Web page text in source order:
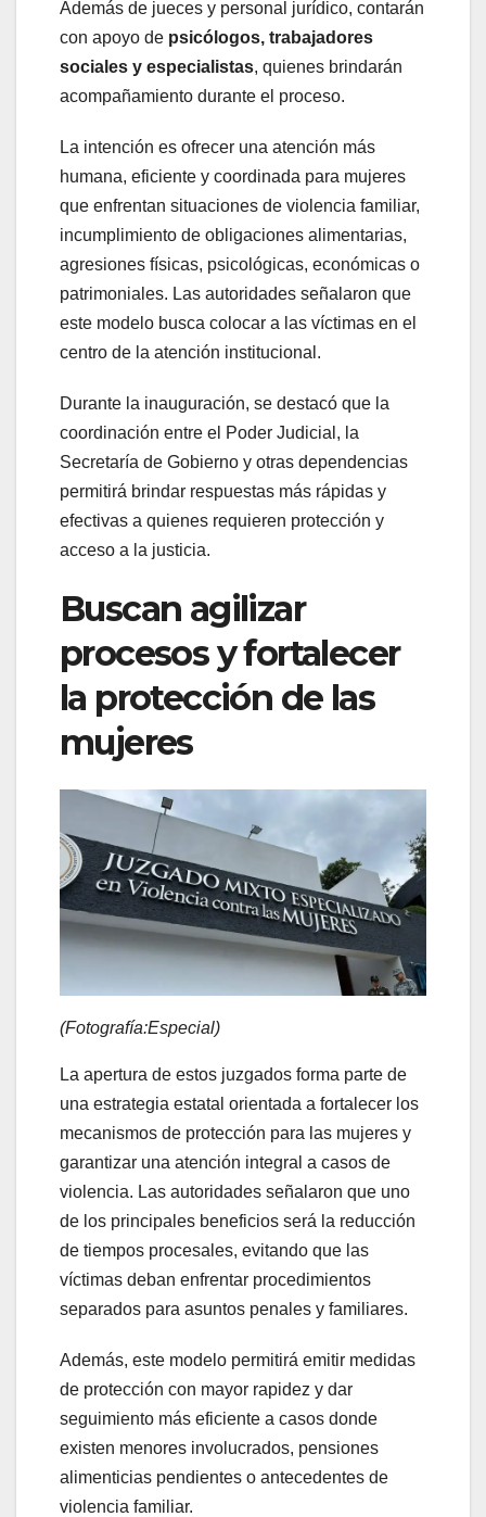
Además de jueces y personal jurídico, contarán
con apoyo de psicólogos, trabajadores
sociales y especialistas, quienes brindarán
acompañamiento durante el proceso.
La intención es ofrecer una atención más
humana, eficiente y coordinada para mujeres
que enfrentan situaciones de violencia familiar,
incumplimiento de obligaciones alimentarias,
agresiones físicas, psicológicas, económicas o
patrimoniales. Las autoridades señalaron que
este modelo busca colocar a las víctimas en el
centro de la atención institucional.
Durante la inauguración, se destacó que la
coordinación entre el Poder Judicial, la
Secretaría de Gobierno y otras dependencias
permitirá brindar respuestas más rápidas y
efectivas a quienes requieren protección y
acceso a la justicia.
Buscan agilizar
procesos y fortalecer
la protección de las
mujeres
(Fotografía:Especial)
La apertura de estos juzgados forma parte de
una estrategia estatal orientada a fortalecer los
mecanismos de protección para las mujeres y
garantizar una atención integral a casos de
violencia. Las autoridades señalaron que uno
de los principales beneficios será la reducción
de tiempos procesales, evitando que las
víctimas deban enfrentar procedimientos
separados para asuntos penales y familiares.
Además, este modelo permitirá emitir medidas
de protección con mayor rapidez y dar
seguimiento más eficiente a casos donde
existen menores involucrados, pensiones
alimenticias pendientes o antecedentes de
violencia familiar.